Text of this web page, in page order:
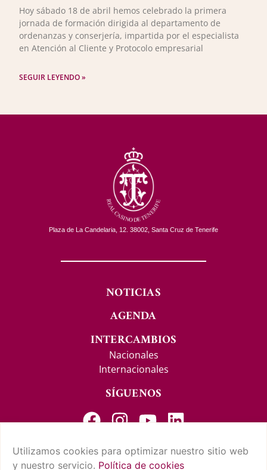
Utilizamos cookies para optimizar nuestro sitio web
y nuestro servicio. Política de cookies
Hoy sábado 18 de abril hemos celebrado la primera
jornada de formación dirigida al departamento de
ordenanzas y conserjería, impartida por el especialista
en Atención al Cliente y Protocolo empresarial
SEGUIR LEYENDO »
Plaza de La Candelaria, 12. 38002, Santa Cruz de Tenerife
NOTICIAS
AGENDA
INTERCAMBIOS
Nacionales
Internacionales
SÍGUENOS
CONTACTO Y SUGERENCIAS AVISO LEGAL